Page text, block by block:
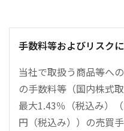
手数料等およびリスク
当社で取扱う商品等へ
の手数料等（国内株式
最大1.43％（税込み）
円（税込み））の売買